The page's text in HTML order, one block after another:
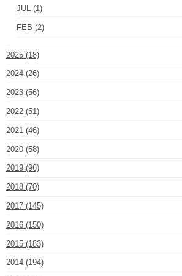
JUL (1)
FEB (2)
2025 (18)
2024 (26)
2023 (56)
2022 (51)
2021 (46)
2020 (58)
2019 (96)
2018 (70)
2017 (145)
2016 (150)
2015 (183)
2014 (194)